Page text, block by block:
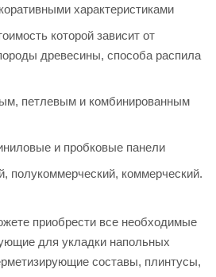
характеристиками
которой зависит от
древесины, способа распила
петлевым и комбинированным
и пробковые панели
полукоммерческий, коммерческий.
приобрести все необходимые
для укладки напольных
составы, плинтусы,